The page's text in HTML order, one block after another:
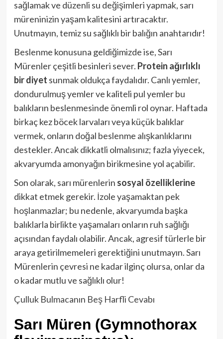
sağlamak ve düzenli su değişimleri yapmak, sarı
müreninizin yaşam kalitesini artıracaktır.
Unutmayın, temiz su sağlıklı bir balığın anahtarıdır!
Beslenme konusuna geldiğimizde ise, Sarı
Mürenler çeşitli besinleri sever. Protein ağırlıklı
bir diyet sunmak oldukça faydalıdır. Canlı yemler,
dondurulmuş yemler ve kaliteli pul yemler bu
balıkların beslenmesinde önemli rol oynar. Haftada
birkaç kez böcek larvaları veya küçük balıklar
vermek, onların doğal beslenme alışkanlıklarını
destekler. Ancak dikkatli olmalısınız; fazla yiyecek,
akvaryumda amonyağın birikmesine yol açabilir.
Son olarak, sarı mürenlerin sosyal özelliklerine
dikkat etmek gerekir. İzole yaşamaktan pek
hoşlanmazlar; bu nedenle, akvaryumda başka
balıklarla birlikte yaşamaları onların ruh sağlığı
açısından faydalı olabilir. Ancak, agresif türlerle bir
araya getirilmemeleri gerektiğini unutmayın. Sarı
Mürenlerin çevresi ne kadar ilginç olursa, onlar da
o kadar mutlu ve sağlıklı olur!
Çulluk Bulmacanın Beş Harfli Cevabı
Sarı Müren (Gymnothorax